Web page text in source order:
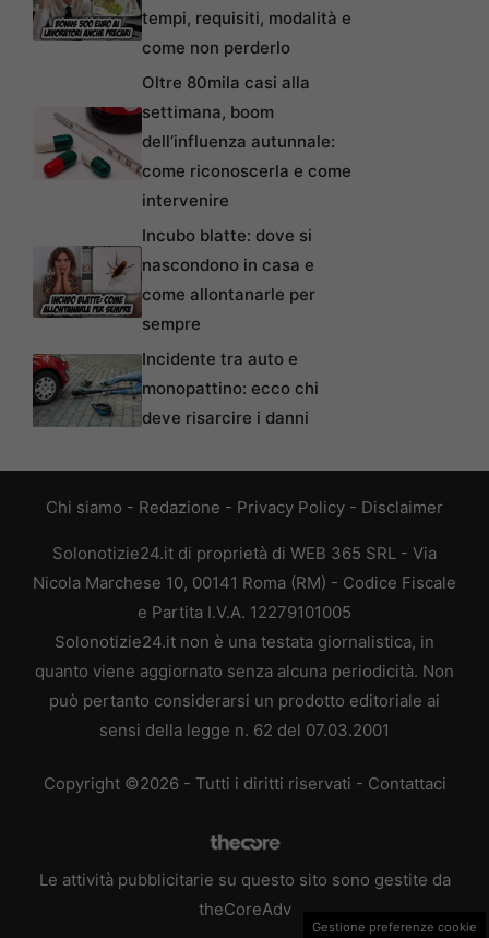
tempi, requisiti, modalità e
come non perderlo
Oltre 80mila casi alla
settimana, boom
dell’influenza autunnale:
come riconoscerla e come
intervenire
Incubo blatte: dove si
nascondono in casa e
come allontanarle per
sempre
Incidente tra auto e
monopattino: ecco chi
deve risarcire i danni
Chi siamo - Redazione - Privacy Policy - Disclaimer
Solonotizie24.it di proprietà di WEB 365 SRL - Via
Nicola Marchese 10, 00141 Roma (RM) - Codice Fiscale
e Partita I.V.A. 12279101005
Solonotizie24.it non è una testata giornalistica, in
quanto viene aggiornato senza alcuna periodicità. Non
può pertanto considerarsi un prodotto editoriale ai
sensi della legge n. 62 del 07.03.2001
Copyright ©2026 - Tutti i diritti riservati - Contattaci
Le attività pubblicitarie su questo sito sono gestite da
theCoreAdv
Gestione preferenze cookie